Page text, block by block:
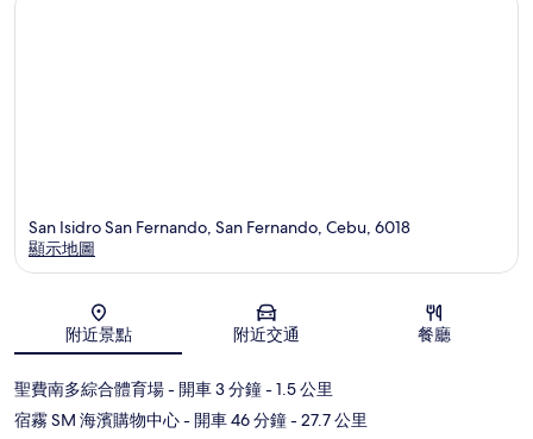
地圖
San Isidro San Fernando, San Fernando, Cebu, 6018
顯示地圖
附近景點 附近交通 餐廳
聖費南多綜合體育場- 開車 3 分鐘- 1.5 公里
宿霧 SM 海濱購物中心- 開車 46 分鐘- 27.7 公里